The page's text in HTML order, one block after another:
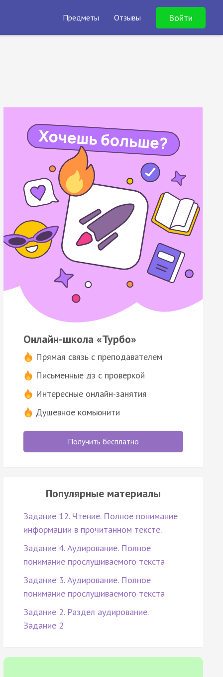
Предметы Отзывы Войти
Онлайн-школа «Турбо»
Прямая связь с преподавателем
Письменные дз с проверкой
Интересные онлайн-занятия
Душевное комьюнити
Получить бесплатно
Популярные материалы
Задание 12. Чтение. Полное понимание
информации в прочитанном тексте.
Задание 4. Аудирование. Полное
понимание прослушиваемого текста
Задание 3. Аудирование. Полное
понимание прослушиваемого текста
Задание 2. Раздел аудирование.
Задание 2